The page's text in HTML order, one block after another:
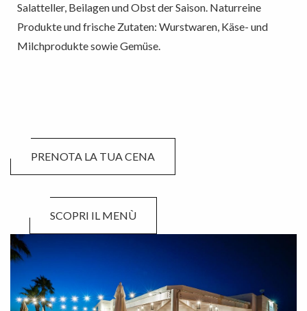
Salatteller, Beilagen und Obst der Saison. Naturreine
Produkte und frische Zutaten: Wurstwaren, Käse- und
Milchprodukte sowie Gemüse.
PRENOTA LA TUA CENA
SCOPRI IL MENÙ